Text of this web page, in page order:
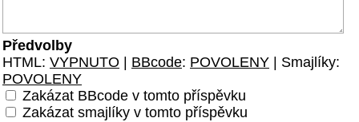
Předvolby
HTML: VYPNUTO BBcode: POVOLENY | Smajlíky:
POVOLENY
Zakázat BBcode v tomto příspěvku
Zakázat smajlíky v tomto příspěvku